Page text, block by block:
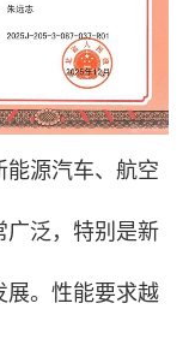
能源汽车、航空
广泛，特别是新
展。性能要求越